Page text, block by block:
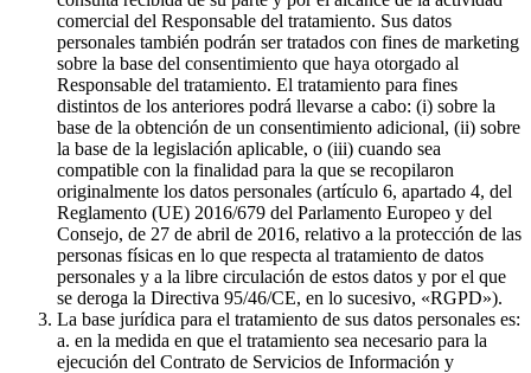
comercial del Responsable del tratamiento. Sus datos
personales también podrán ser tratados con fines de marketing
sobre la base del consentimiento que haya otorgado al
Responsable del tratamiento. El tratamiento para fines
distintos de los anteriores podrá llevarse a cabo: (i) sobre la
base de la obtención de un consentimiento adicional, (ii) sobre
la base de la legislación aplicable, o (iii) cuando sea
compatible con la finalidad para la que se recopilaron
originalmente los datos personales (artículo 6, apartado 4, del
Reglamento (UE) 2016/679 del Parlamento Europeo y del
Consejo, de 27 de abril de 2016, relativo a la protección de las
personas físicas en lo que respecta al tratamiento de datos
personales y a la libre circulación de estos datos y por el que
se deroga la Directiva 95/46/CE, en lo sucesivo, «RGPD»).
La base jurídica para el tratamiento de sus datos personales es:
a. en la medida en que el tratamiento sea necesario para la
ejecución del Contrato de Servicios de Información y